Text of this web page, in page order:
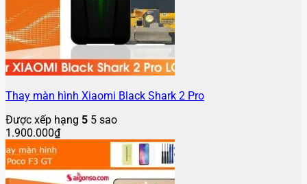
Thay màn hình Xiaomi Black Shark 2 Pro
Được xếp hạng 5 5 sao
1.900.000₫